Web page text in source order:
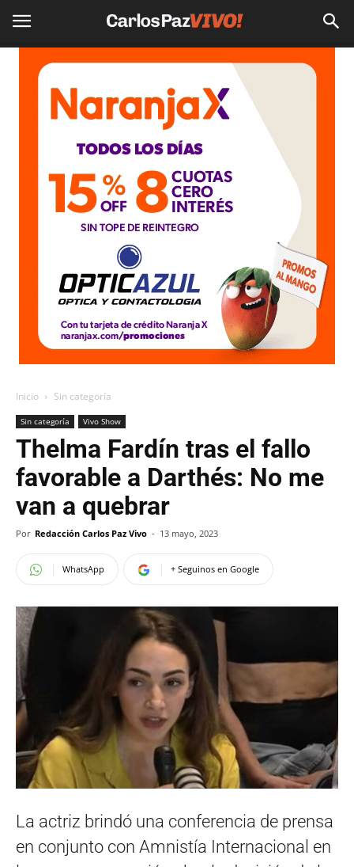
Inicio Sin categoría
Sin categoría Vivo Show
Thelma Fardín tras el fallo
favorable a Darthés: No me
van a quebrar
Por Redacción Carlos Paz Vivo - 13 mayo, 2023
WhatsApp + Seguinos en Google
La actriz brindó una conferencia de prensa
en conjunto con Amnistía Internacional en